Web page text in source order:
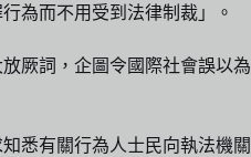
為而不用受到法律制裁」。
厥詞，企圖令國際社會誤以為
悉有關行為人士民向執法機關